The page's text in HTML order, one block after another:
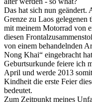
Das hat sich nun
Grenze zu Laos
mit meinem Motorrad von
diesen
von einem behandelnden
Nong Khai“ eingebracht
Geburtsurkunde feiere ich
April und werde 2013
Kindheit die erste Feier
bedeutet.
Zum Zeitpunkt meines